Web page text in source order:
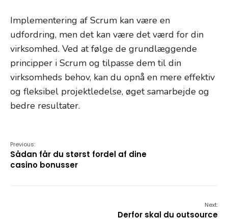
Implementering af Scrum kan være en
udfordring, men det kan være det værd for din
virksomhed. Ved at følge de grundlæggende
principper i Scrum og tilpasse dem til din
virksomheds behov, kan du opnå en mere effektiv
og fleksibel projektledelse, øget samarbejde og
bedre resultater.
Previous:
Sådan får du størst fordel af dine
casino bonusser
Next:
Derfor skal du outsource